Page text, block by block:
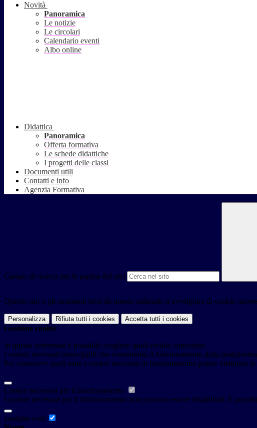
Novità
Panoramica
Le notizie
Le circolari
Calendario eventi
Albo online
Didattica
Panoramica
Offerta formativa
Le schede didattiche
I progetti delle classi
Documenti utili
Contatti e info
Agenzia Formativa
Campo di ricerca per le pagine del sito
Questo sito o gli strumenti terzi da questo utilizzati si avvalgono di cookie
Personalizza Rifiuta tutti i cookies Accetta tutti i cookies
Gestione cookie
In questa schermata è possibile scegliere quali cookie consentire.
I cookie necessari sono quelli che consentono il funzionamento della
Per conoscere quali sono i cookie necessari al funzionamento potete visionare la
Cookie necessari per il funzionamento
I cookie necessari per il funzionamento non possono essere disabilitati. È
youtube.com